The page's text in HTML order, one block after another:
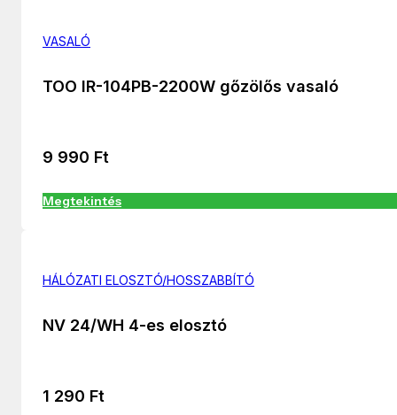
VASALÓ
TOO IR-104PB-2200W gőzölős vasaló
9 990 Ft
Megtekintés
HÁLÓZATI ELOSZTÓ/HOSSZABBÍTÓ
NV 24/WH 4-es elosztó
1 290 Ft